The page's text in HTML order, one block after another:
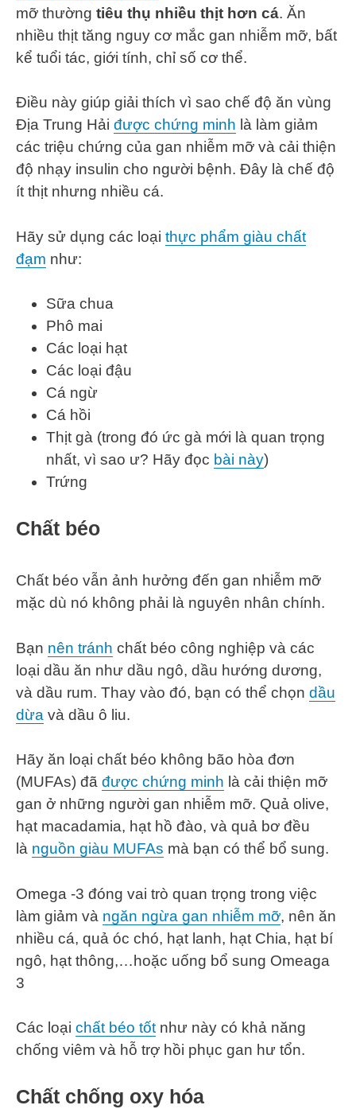
mỡ thường tiêu thụ nhiều thịt hơn cá. Ăn
nhiều thịt tăng nguy cơ mắc gan nhiễm mỡ, bất
kể tuổi tác, giới tính, chỉ số cơ thể.
Điều này giúp giải thích vì sao chế độ ăn vùng
Địa Trung Hải được chứng minh là làm giảm
các triệu chứng của gan nhiễm mỡ và cải thiện
độ nhạy insulin cho người bệnh. Đây là chế độ
ít thịt nhưng nhiều cá.
Hãy sử dụng các loại thực phẩm giàu chất
đạm như:
Sữa chua
Phô mai
Các loại hạt
Các loại đậu
Cá ngừ
Cá hồi
Thịt gà (trong đó ức gà mới là quan trọng
nhất, vì sao ư? Hãy đọc bài này)
Trứng
Chất béo
Chất béo vẫn ảnh hưởng đến gan nhiễm mỡ
mặc dù nó không phải là nguyên nhân chính.
Bạn nên tránh chất béo công nghiệp và các
loại dầu ăn như dầu ngô, dầu hướng dương,
và dầu rum. Thay vào đó, bạn có thể chọn dầu
dừa và dầu ô liu.
Hãy ăn loại chất béo không bão hòa đơn
(MUFAs) đã được chứng minh là cải thiện mỡ
gan ở những người gan nhiễm mỡ. Quả olive,
hạt macadamia, hạt hồ đào, và quả bơ đều
là nguồn giàu MUFAs mà bạn có thể bổ sung.
Omega -3 đóng vai trò quan trọng trong việc
làm giảm và ngăn ngừa gan nhiễm mỡ, nên ăn
nhiều cá, quả óc chó, hạt lanh, hạt Chia, hạt bí
ngô, hạt thông,…hoặc uống bổ sung Omeaga
3
Các loại chất béo tốt như này có khả năng
chống viêm và hỗ trợ hồi phục gan hư tổn.
Chất chống oxy hóa